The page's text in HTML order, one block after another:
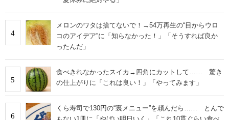
4
メロンのワタは捨てないで！→54万再生の“目からウロ
コのアイデア”に「知らなかった！」「そうすれば良か
ったんだ」
5
食べきれなかったスイカ→四角にカットして…… 驚き
の仕上がりに「これは良い！」「やってみます」
6
くら寿司で130円の“裏メニュー”を頼んだら…… とんで